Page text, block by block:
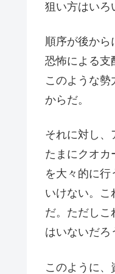
狙い方はいろ
順序が後から
恐怖による支
このような
からだ。
それに対し、
たまにクオカ
を大々的に
いけない。こ
だ。ただし
はいないだろ
このように、